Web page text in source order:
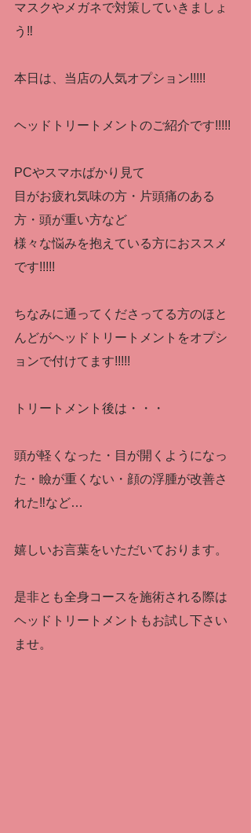
マスクやメガネで対策していきましょ
う‼
本日は、当店の人気オプション!!!!!
ヘッドトリートメントのご紹介です!!!!!
PCやスマホばかり見て
目がお疲れ気味の方・片頭痛のある
方・頭が重い方など
様々な悩みを抱えている方におススメ
です!!!!!
ちなみに通ってくださってる方のほと
んどがヘッドトリートメントをオプシ
ョンで付けてます!!!!!
トリートメント後は・・・
頭が軽くなった・目が開くようになっ
た・瞼が重くない・顔の浮腫が改善さ
れた‼など…
嬉しいお言葉をいただいております。
是非とも全身コースを施術される際は
ヘッドトリートメントもお試し下さい
ませ。